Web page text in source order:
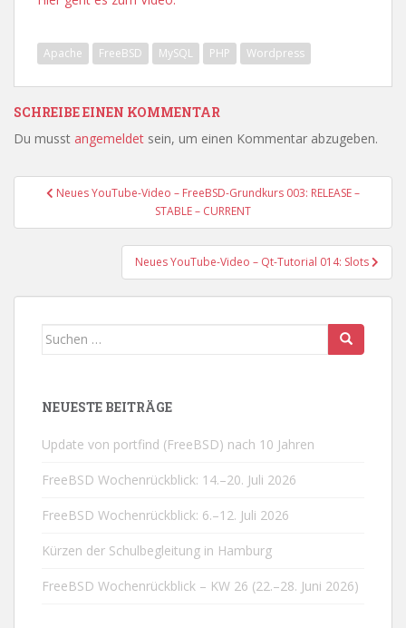
Apache FreeBSD MySQL PHP Wordpress
SCHREIBE EINEN KOMMENTAR
Du musst angemeldet sein, um einen Kommentar abzugeben.
Beitragsnavigation
Neues YouTube-Video – FreeBSD-Grundkurs 003: RELEASE –
STABLE – CURRENT
Neues YouTube-Video – Qt-Tutorial 014: Slots
Suchen
NEUESTE BEITRÄGE
Update von portfind (FreeBSD) nach 10 Jahren
FreeBSD Wochenrückblick: 14.–20. Juli 2026
FreeBSD Wochenrückblick: 6.–12. Juli 2026
Kürzen der Schulbegleitung in Hamburg
FreeBSD Wochenrückblick – KW 26 (22.–28. Juni 2026)